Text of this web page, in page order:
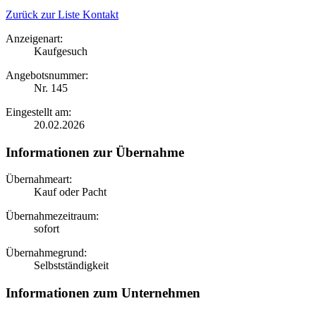
Zurück zur Liste Kontakt
Anzeigenart:
Kaufgesuch
Angebotsnummer:
Nr. 145
Eingestellt am:
20.02.2026
Informationen zur Übernahme
Übernahmeart:
Kauf oder Pacht
Übernahmezeitraum:
sofort
Übernahmegrund:
Selbstständigkeit
Informationen zum Unternehmen